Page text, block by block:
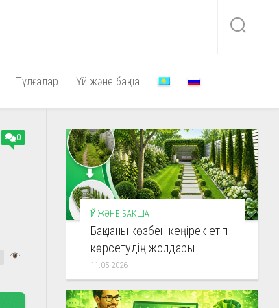
Тұлғалар Үй және бақша
0
ҮЙ ЖӘНЕ БАҚША
Бақшаны көзбен кеңірек етіп
көрсетудің жолдары
11.05.2026